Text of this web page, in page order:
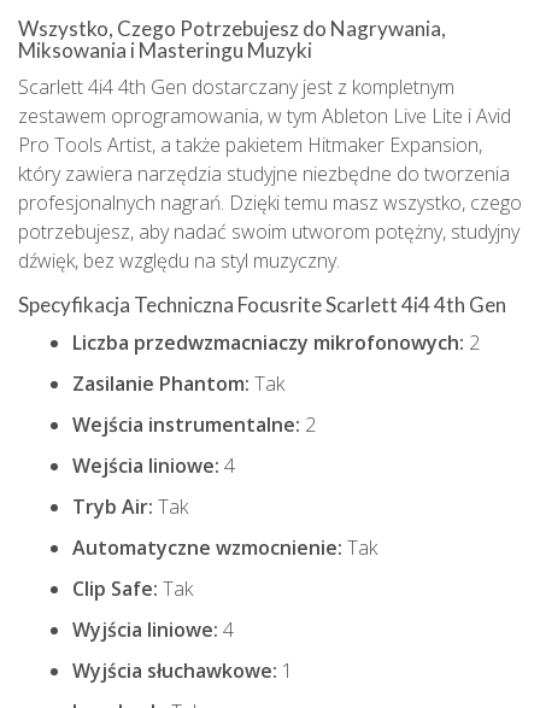
Wszystko, Czego Potrzebujesz do Nagrywania,
Miksowania i Masteringu Muzyki
Scarlett 4i4 4th Gen dostarczany jest z kompletnym
zestawem oprogramowania, w tym Ableton Live Lite i Avid
Pro Tools Artist, a także pakietem Hitmaker Expansion,
który zawiera narzędzia studyjne niezbędne do tworzenia
profesjonalnych nagrań. Dzięki temu masz wszystko, czego
potrzebujesz, aby nadać swoim utworom potężny, studyjny
dźwięk, bez względu na styl muzyczny.
Specyfikacja Techniczna Focusrite Scarlett 4i4 4th Gen
Liczba przedwzmacniaczy mikrofonowych: 2
Zasilanie Phantom: Tak
Wejścia instrumentalne: 2
Wejścia liniowe: 4
Tryb Air: Tak
Automatyczne wzmocnienie: Tak
Clip Safe: Tak
Wyjścia liniowe: 4
Wyjścia słuchawkowe: 1